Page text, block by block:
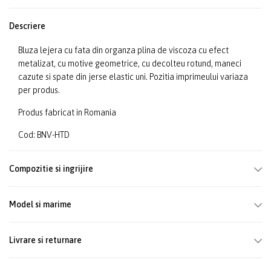
Descriere
Bluza lejera cu fata din organza plina de viscoza cu efect
metalizat, cu motive geometrice, cu decolteu rotund, maneci
cazute si spate din jerse elastic uni. Pozitia imprimeului variaza
per produs.
Produs fabricat in Romania
Cod: BNV-HTD
Compozitie si ingrijire
Model si marime
Livrare si returnare